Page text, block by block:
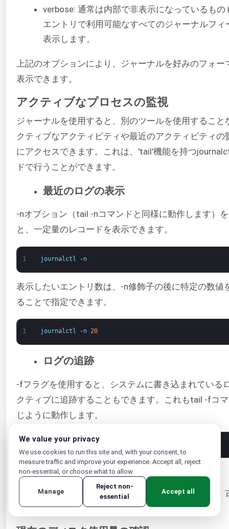
verbose: 通常は内部で非表示になっているもの
エントリで利用可能なすべてのジャーナルフィ
表示します。
上記のオプションにより、ジャーナルを好みのフォー
表示できます。
アクティブなプロセスの監視
ジャーナルを使用すると、別のツールを使用すること
クティブなアクティビティや最近のアクティビティの
にアクセスできます。これは、'tail'機能を持つ
ドで行うことができます。
最近のログの表示
-nオプション（tail -nコマンドと同様に動作します）
と、一定量のレコードを表示できます。
1 journalctl -n
表示したいエントリ数は、-n修飾子の後に特定の数値
ることで指定できます。
1 journalctl -n 20
ログの追跡
-fフラグを使用すると、システムに書き込まれている
クティブに追跡することもできます。これもtail -fコ
じように動作します。
journalctl
ジャーナルのメンテナンス
ログは容量を消費します。空き容量を増やすために、
の一部を削除することを検討する価値があります。
We value your privacy
We use cookies to run this site and, with your consent, to
measure traffic and improve your experience. Accept all, reject
non-essential, or choose what to allow.
Manage
Reject non-
essential
Accept all